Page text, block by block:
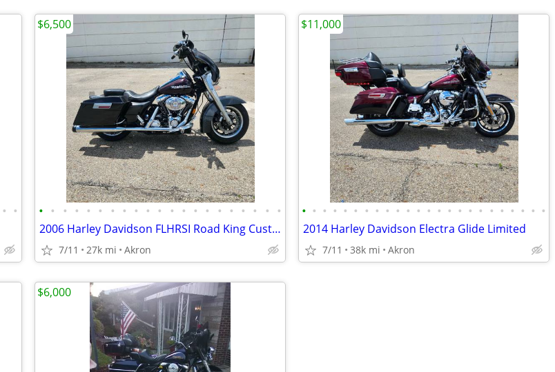
• • • • • • • • • • • • • • • • • • • • • • •
2006 Harley Davidson FLHRSI Road King Custom
7/11 27k mi Akron
$6,500
• • • • • • • • • • • • • • • • • • • • • • • •
2014 Harley Davidson Electra Glide Limited
7/11 38k mi Akron
$11,000
$6,000